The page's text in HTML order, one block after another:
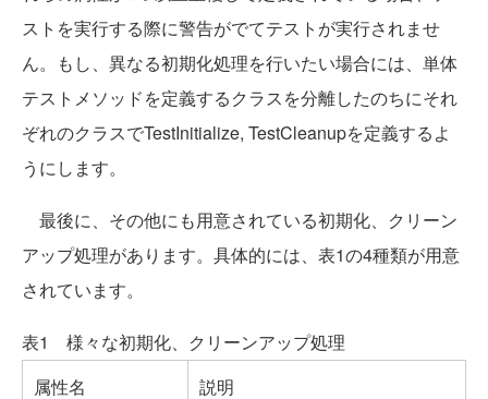
ストを実行する際に警告がでてテストが実行されませ
ん。もし、異なる初期化処理を行いたい場合には、単体
テストメソッドを定義するクラスを分離したのちにそれ
ぞれのクラスでTestInitialize, TestCleanupを定義するよ
うにします。
最後に、その他にも用意されている初期化、クリーン
アップ処理があります。具体的には、表1の4種類が用意
されています。
表1 様々な初期化、クリーンアップ処理
属性名
説明